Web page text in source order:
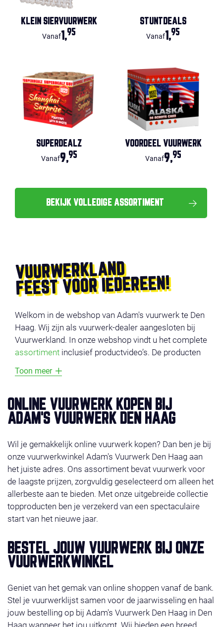
KLEIN SIERVUURWERK
Vanaf1,95
STUNTDEALS
Vanaf1,95
SUPERDEALZ
Vanaf9,95
VOORDEEL VUURWERK
Vanaf9,95
BEKIJK VOLLEDIGE ASSORTIMENT
VUURWERKLAND
FEEST VOOR IEDEREEN!
Welkom in de webshop van Adam's vuurwerk te Den
Haag. Wij zijn als vuurwerk-dealer aangesloten bij
Vuurwerkland. In onze webshop vindt u het complete
assortiment inclusief productvideo’s. De producten
zoalsvoordeel vuurwerk
bestel uw vuurwerk online en profiteer van super-
acties en gratis vuurwerk. Het vuurwerk ligt klaar op
de door u gekozen afhaaldag 29, 30 of 31 december
2025. Wilt u liever bestellen in de winkel, check dan
even onze
contact .Wij wensen u veel shop plezier!
Toon meer
ONLINE VUURWERK KOPEN BIJ
ADAM'S VUURWERK DEN HAAG
Wil je gemakkelijk online vuurwerk kopen? Dan ben je bij
onze vuurwerkwinkel Adam's Vuurwerk Den Haag aan
het juiste adres. Ons assortiment bevat vuurwerk voor
de laagste prijzen, zorgvuldig geselecteerd om alleen het
allerbeste aan te bieden. Met onze uitgebreide collectie
topproducten ben je verzekerd van een spectaculaire
start van het nieuwe jaar.
BESTEL JOUW VUURWERK BIJ ONZE
VUURWERKWINKEL
Geniet van het gemak van online shoppen vanaf de bank.
Stel je vuurwerklijst samen voor de jaarwisseling en haal
jouw bestelling op bij Adam's Vuurwerk Den Haag in Den
Haag wanneer het jou uitkomt. Wij bieden een breed